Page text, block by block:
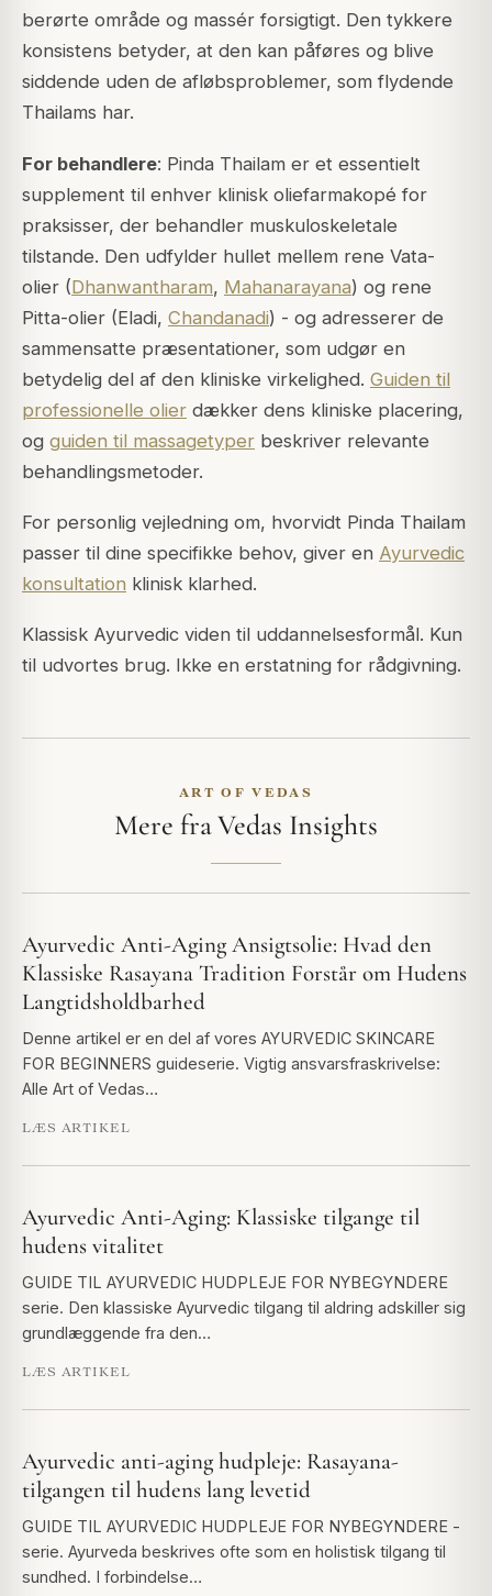
berørte område og massér forsigtigt. Den tykkere
konsistens betyder, at den kan påføres og blive
siddende uden de afløbsproblemer, som flydende
Thailams har.
For behandlere: Pinda Thailam er et essentielt
supplement til enhver klinisk oliefarmakopé for
praksisser, der behandler muskuloskeletale
tilstande. Den udfylder hullet mellem rene Vata-
olier (Dhanwantharam, Mahanarayana) og rene
Pitta-olier (Eladi, Chandanadi) - og adresserer de
sammensatte præsentationer, som udgør en
betydelig del af den kliniske virkelighed. Guiden til
professionelle olier dækker dens kliniske placering,
og guiden til massagetyper beskriver relevante
behandlingsmetoder.
For personlig vejledning om, hvorvidt Pinda Thailam
passer til dine specifikke behov, giver en Ayurvedic
konsultation klinisk klarhed.
Klassisk Ayurvedic viden til uddannelsesformål. Kun
til udvortes brug. Ikke en erstatning for rådgivning.
ART OF VEDAS
Mere fra Vedas Insights
Ayurvedic Anti-Aging Ansigtsolie: Hvad den
Klassiske Rasayana Tradition Forstår om Hudens
Langtidsholdbarhed
Denne artikel er en del af vores AYURVEDIC SKINCARE
FOR BEGINNERS guideserie. Vigtig ansvarsfraskrivelse:
Alle Art of Vedas…
LÆS ARTIKEL
Ayurvedic Anti-Aging: Klassiske tilgange til
hudens vitalitet
GUIDE TIL AYURVEDIC HUDPLEJE FOR NYBEGYNDERE
serie. Den klassiske Ayurvedic tilgang til aldring adskiller sig
grundlæggende fra den…
LÆS ARTIKEL
Ayurvedic anti-aging hudpleje: Rasayana-
tilgangen til hudens lang levetid
GUIDE TIL AYURVEDIC HUDPLEJE FOR NYBEGYNDERE -
serie. Ayurveda beskrives ofte som en holistisk tilgang til
sundhed. I forbindelse…